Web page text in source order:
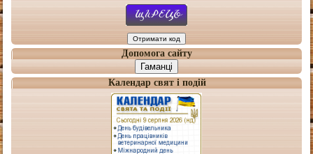
Допомога сайту
Гаманці
Календар свят і подій